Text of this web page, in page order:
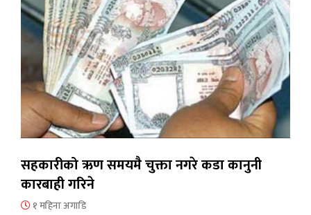
सहकारीको ऋण समयमै चुक्ता नगरे कडा कानुनी
कारबाही गरिने
१ महिना अगाडि